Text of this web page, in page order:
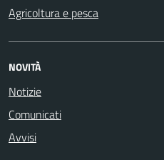
Agricoltura e pesca
NOVITÀ
Notizie
Comunicati
Avvisi